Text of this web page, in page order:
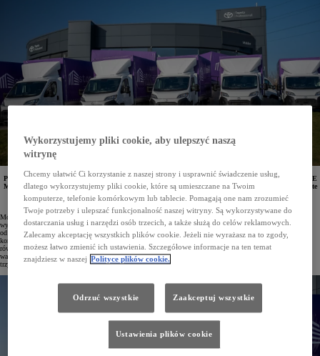
Przedsiębiorstwo logistyczne STOR-AGE wzbogaciło swoją flotę o nowe egzemplarze Toyoty PROACE
MAX z nadwoziem skrzynia i zabudową specjalistyczną wykonaną przez firmę Carpol. Pojazdy objęte
są programem Gwarancja Mobilności, a producent zabudowy oferuje na nią trzyletni okres
gwarancyjny.
Model PROACE MAX to największy dostawczy samochód w ofercie Toyota Professional. Dzięki dużemu
wyborowi efektywnych układów napędowych oraz różnorodnym wariantom nadwozia i zabudowy
od renomowanych partnerów możliwe jest idealne dopasowanie pojazdu do charakteru działalności. Solidna
konstrukcja zabudowy nie tylko podnosi funkcjonalność Toyoty PROACE MAX jako narzędzia pracy, ale
również wpływa na jej wartość rezydualną. Proces zakupu przebiega identycznie jak w przypadku innych
wariantów tego modelu – cena zabudowy uwzględniona jest na fakturze razem z autem, obejmuje ją pełna
trzyletnia gwarancja, a finansowanie można dostosować do indywidualnych preferencji klienta.
Wykorzystujemy pliki cookie, aby ulepszyć naszą
witrynę
Chcemy ułatwić Ci korzystanie z naszej strony i usprawnić świadczenie usług,
dlatego wykorzystujemy pliki cookie, które są umieszczane na Twoim
komputerze, telefonie komórkowym lub tablecie. Pomagają one nam zrozumieć
Twoje potrzeby i ulepszać funkcjonalność naszej witryny. Są wykorzystywane do
dostarczania usług i narzędzi osób trzecich, a także służą do celów reklamowych.
Zalecamy akceptację wszystkich plików cookie. Jeżeli nie wyrażasz na to zgody,
możesz łatwo zmienić ich ustawienia. Szczegółowe informacje na ten temat
znajdziesz w naszej Polityce plików cookie.
Odrzuć wszystkie Zaakceptuj wszystkie
Ustawienia plików cookie